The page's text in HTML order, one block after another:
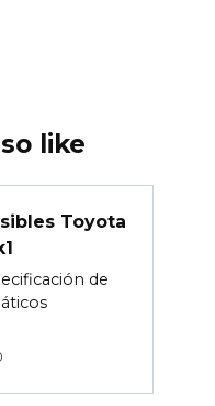
like
Toyota
de